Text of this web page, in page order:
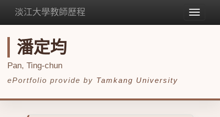
Toggle
淡江大學教師歷程
潘定均
Pan, Ting-chun
ePortfolio provide by Tamkang University